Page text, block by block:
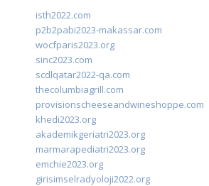
isth2022.com
p2b2pabi2023-makassar.com
wocfparis2023.org
sinc2023.com
scdlqatar2022-qa.com
thecolumbiagrill.com
provisionscheeseandwineshoppe.com
khedi2023.org
akademikgeriatri2023.org
marmarapediatri2023.org
emchie2023.org
girisimselradyoloji2022.org